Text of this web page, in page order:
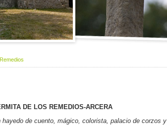
DE LOS REMEDIOS-ARCERA
de cuento, mágico, colorista, palacio de corzos y